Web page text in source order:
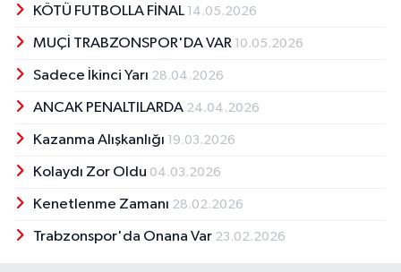
KÖTÜ FUTBOLLA FİNAL 14.05.2026
MUÇİ TRABZONSPOR'DA VAR 10.05.2026
Sadece İkinci Yarı 28.04.2026
ANCAK PENALTILARDA 24.04.2026
Kazanma Alışkanlığı 19.03.2026
Kolaydı Zor Oldu 04.03.2026
Kenetlenme Zamanı 28.02.2026
Trabzonspor'da Onana Var 23.02.2026